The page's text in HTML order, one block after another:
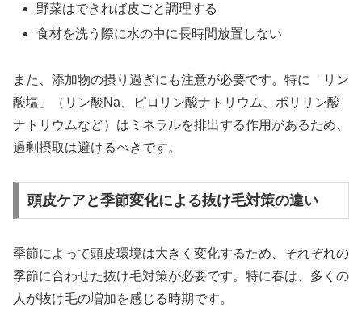
野菜はできれば皮ごと調理する
食材を洗う際に水の中に長時間放置しない
また、添加物の摂り過ぎにも注意が必要です。特に「リン
酸塩」（リン酸Na、ピロリン酸ナトリウム、ポリリン酸
ナトリウムなど）はミネラルを排出する作用があるため、
過剰摂取は避けるべきです。
頭皮ケアと季節変化による抜け毛対策の違い
季節によって頭皮環境は大きく変化するため、それぞれの
季節に合わせた抜け毛対策が必要です。特に春は、多くの
人が抜け毛の増加を感じる時期です。